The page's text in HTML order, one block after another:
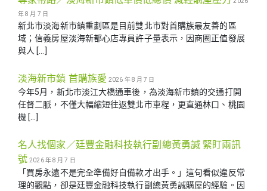
年 8 月 7 日
新北市淡海新市鎮重劃區是目前雙北市對首購族最友善的區
域；信義房屋淡海新都心店專員許子量表示，因商圈正值發展
與人 […]
淡海新市鎮 首購族愛 2026 年 8 月 7 日
今年5月，新北市淡江大橋通車後，為淡海新市鎮的交通打開
任督二脈，不僅大幅縮短往返雙北市車程，更直通林口、桃園
機 […]
名人找個家／廷豐金融科技執行副總黃勇諴 緊盯兩訊
號 2026 年 8 月 7 日
「買房永遠不是完全準備好自備款才出手。」這句看似違反常
理的觀點，卻是廷豐金融科技執行副總黃勇諴購屋的經驗。因